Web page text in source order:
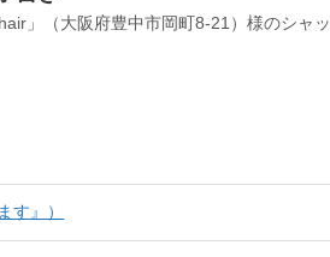
」（大阪府豊中市岡町8-21）様のシャッ
す』）